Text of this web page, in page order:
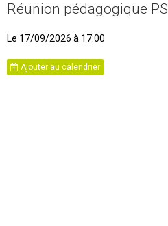
Réunion pédagogique PS
Le 17/09/2026 à 17:00
Ajouter au calendrier